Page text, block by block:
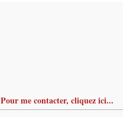
Pour me contacter, cliquez ici...